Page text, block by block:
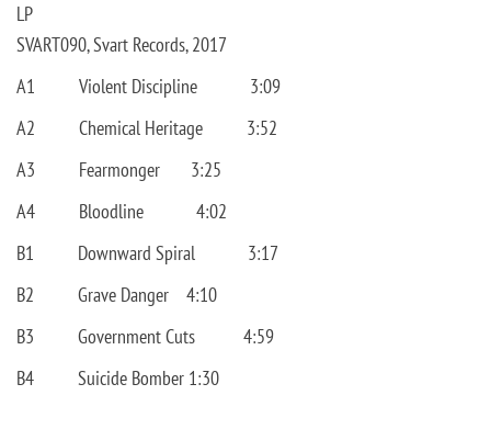
LP
SVART090, Svart Records, 2017
A1 Violent Discipline 3:09
A2 Chemical Heritage 3:52
A3 Fearmonger 3:25
A4 Bloodline 4:02
B1 Downward Spiral 3:17
B2 Grave Danger 4:10
B3 Government Cuts 4:59
B4 Suicide Bomber 1:30